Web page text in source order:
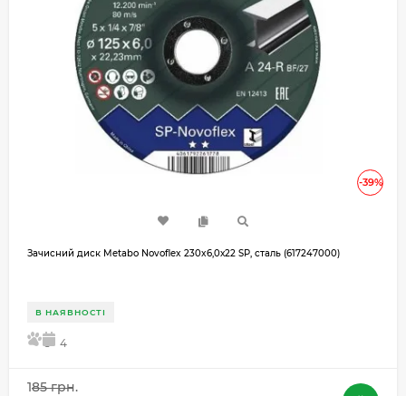
-39%
Зачисний диск Metabo Novoflex 230x6,0х22 SP, сталь (617247000)
В НАЯВНОСТІ
5 4
185 грн.